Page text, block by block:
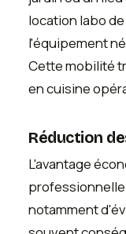
location labo
l'équipement
Cette mobilité
en cuisine
Réduction
L'avantage
notamment